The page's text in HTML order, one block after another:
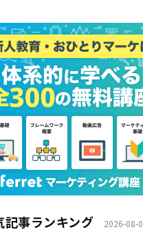
記事ランキング 2026-08-